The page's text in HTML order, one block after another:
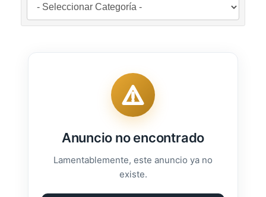
Anuncio no encontrado
Lamentablemente, este anuncio ya no
existe.